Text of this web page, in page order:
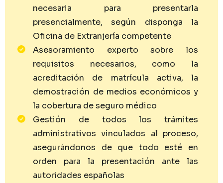
necesaria para presentarla
presencialmente, según disponga la
Oficina de Extranjería competente
Asesoramiento experto sobre los
requisitos necesarios, como la
acreditación de matrícula activa, la
demostración de medios económicos y
la cobertura de seguro médico
Gestión de todos los trámites
administrativos vinculados al proceso,
asegurándonos de que todo esté en
orden para la presentación ante las
autoridades españolas